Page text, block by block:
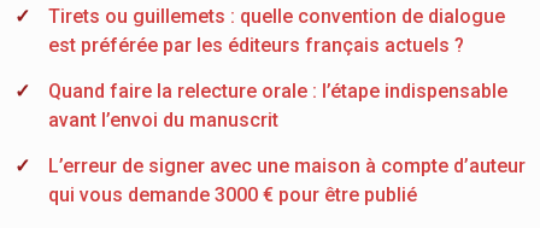
Tirets ou guillemets : quelle convention de dialogue
est préférée par les éditeurs français actuels ?
Quand faire la relecture orale : l’étape indispensable
avant l’envoi du manuscrit
L’erreur de signer avec une maison à compte d’auteur
qui vous demande 3000 € pour être publié